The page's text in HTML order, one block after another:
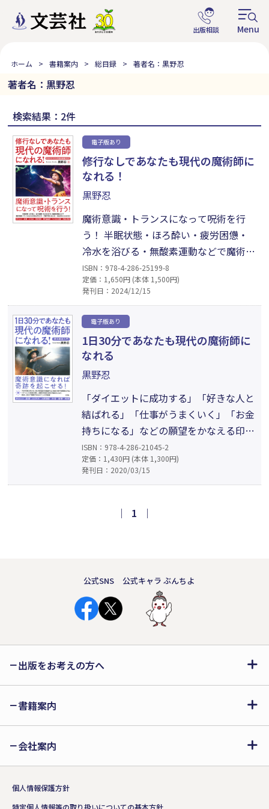
ホーム 書籍案内 総目録 著者名：黒野忍
著者名：黒野忍
検索結果：2件
電子版あり
修行なしであなたも現代の魔術師に
なれる！
黒野忍
魔術意識・トランスになって呪術を行
う！ 半眠状態・ほろ酔い・疲労困憊・
冷水を浴びる・無酸素運動などで魔術意
識・トランスになれば望みがかなうし、
守護天使に会えるし、お金持ちにもなれ
る。魔術意識・トランスになれば自分で
呪物を作れる。安心安全な現代版蟲術
（こじゅつ）のやり方も解説。あらゆる
願望をかなえる印形や呪文の作り方も指
南する、混沌魔術実践マスターガイド。
ISBN：978-4-286-25199-8
定価：1,650円 (本体 1,500円)
発刊日：2024/12/15
電子版あり
1日30分であなたも現代の魔術師に
なれる
黒野忍
「ダイエットに成功する」「好きな人と
結ばれる」「仕事がうまくいく」「お金
持ちになる」などの願望をかなえる印形
や呪文の作り方、トランス状態になる
様々な方法、クトゥルフ神話の神々の召
喚方法、禁断の性魔術まで、30分で実践
になって、霊的存在の力を借りられれ
ISBN：978-4-286-21045-2
定価：1,430円 (本体 1,300円)
発刊日：2020/03/15
｜ 1 ｜
公式SNS 公式キャラ ぶんちよ
出版をお考えの方へ
書籍案内
会社案内
個人情報保護方針
特定個人情報等の取り扱いについての基本方針